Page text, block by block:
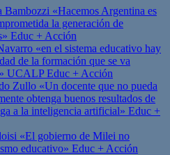
Bambozzi «Hacemos Argentina es
la generación de
Educ + Acción
«en el sistema educativo hay
de la formación que se va
UCALPEduc + Acción
Zullo «Un docente que no pueda
obtenga buenos resultados de
a la inteligencia artificial» Educ +
«El gobierno de Milei no
educativo» Educ + Acción